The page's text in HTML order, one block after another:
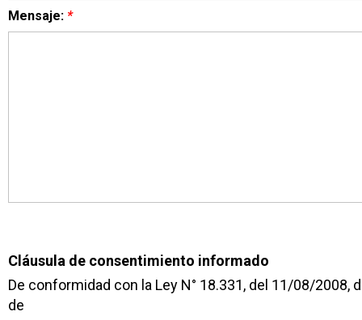
Mensaje: *
Cláusula de consentimiento informado
De conformidad con la Ley N° 18.331, del 11/08/
de